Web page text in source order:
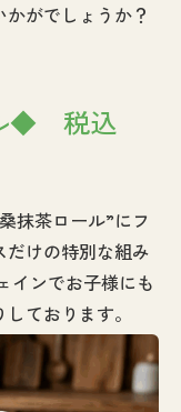
がでしょうか？
◆ 税込
抹茶ロール”にフ
だけの特別な組み
インでお子様にも
ております。